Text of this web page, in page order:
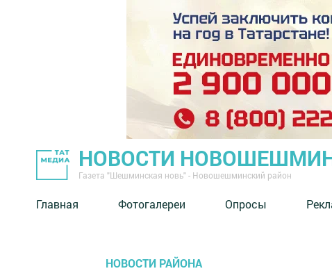
НОВОСТИ
Газета "Шешминская новь" - Новошешминский район
Главная Фотогалереи Опросы
НОВОСТИ РАЙОНА